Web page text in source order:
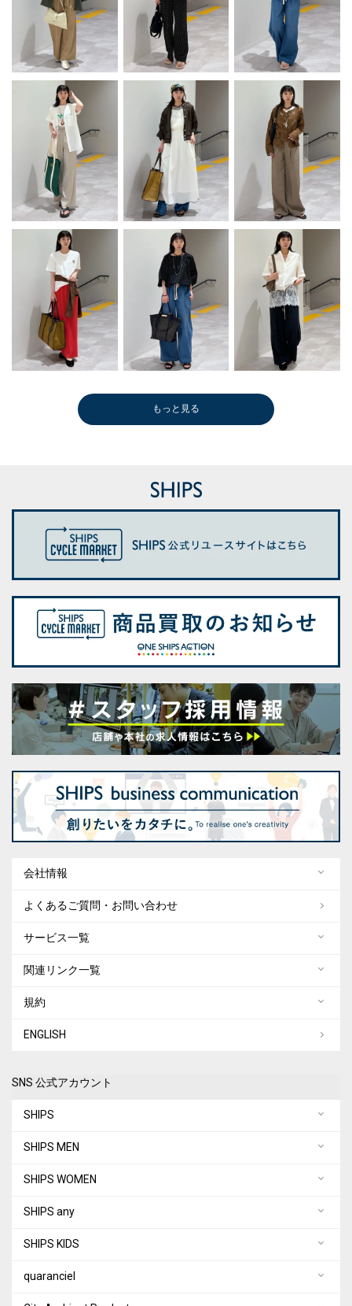
もっと見る
会社情報
よくあるご質問・お問い合わせ
サービス一覧
関連リンク一覧
規約
ENGLISH
SNS 公式アカウント
SHIPS
SHIPS MEN
SHIPS WOMEN
SHIPS any
SHIPS KIDS
quaranciel